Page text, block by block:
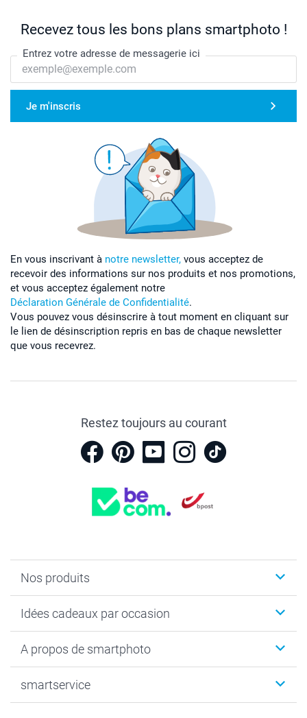
Recevez tous les bons plans smartphoto !
Entrez votre adresse de messagerie ici
Je m'inscris
En vous inscrivant à notre newsletter, vous acceptez de
recevoir des informations sur nos produits et nos promotions,
et vous acceptez également notre
Déclaration Générale de Confidentialité.
Vous pouvez vous désinscrire à tout moment en cliquant sur
le lien de désinscription repris en bas de chaque newsletter
que vous recevrez.
Restez toujours au courant
Nos produits
Cadeaux photo
Tirage photo & agrandissement
MyNameBook
Idées cadeaux par occasion
Anniversaire
Fin d'études
A propos de smartphoto
Durabilité
smartservice